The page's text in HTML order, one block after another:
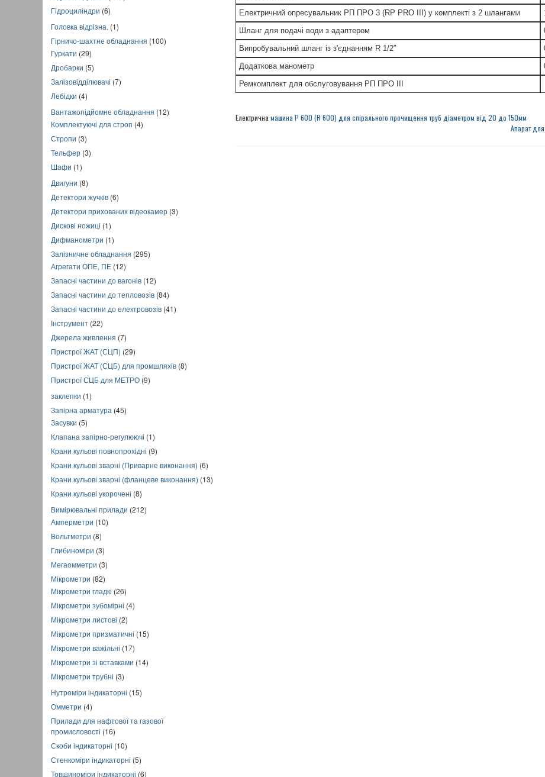
Гідроциліндри (6)
Головка відрізна. (1)
Гірничо-шахтне обладнання (100)
Гуркати (29)
Дробарки (5)
Залізовідділювачі (7)
Лебідки (4)
Вантажопідйомне обладнання (12)
Комплектуючі для строп (4)
Стропи (3)
Тельфер (3)
Шафи (1)
Двигуни (8)
Детектори жучків (6)
Детектори прихованих відеокамер (3)
Дискові ножиці (1)
Дифманометри (1)
Залізничне обладнання (295)
Агрегати ОПЕ, ПЕ (12)
Запасні частини до вагонів (12)
Запасні частини до тепловозів (84)
Запасні частини до електровозів (41)
Інструмент (22)
Джерела живлення (7)
Пристрої ЖАТ (СЦП) (29)
Пристрої ЖАТ (СЦБ) для промшляхів (8)
Пристрої СЦБ для МЕТРО (9)
заклепки (1)
Запірна арматура (45)
Засувки (5)
Клапана запірно-регулюючі (1)
Крани кульові повнопрохідні (9)
Крани кульові зварні (Приварне виконання) (6)
Крани кульові зварні (фланцеве виконання) (13)
Крани кульові укорочені (8)
Вимірювальні прилади (212)
Амперметри (10)
Вольтметри (8)
Глибиноміри (3)
Мегаомметри (3)
Мікрометри (82)
Мікрометри гладкі (26)
Мікрометри зубомірні (4)
Мікрометри листові (2)
Мікрометри призматичні (15)
Мікрометри важільні (17)
Мікрометри зі вставками (14)
Мікрометри трубні (3)
Нутроміри індикаторні (15)
Омметри (4)
Прилади для нафтової та газової
промисловості (16)
Скоби індикаторні (10)
Стенкоміри індикаторні (5)
Товщиноміри індикаторні (6)
Електричний опресувальник РП ПРО 3 (RP PRO III) у комплекті з 2 шлангами
Шланг для подачі води з адаптером
Випробувальний шланг із з'єднанням R 1/2″
Додаткова манометр
Ремкомплект для обслуговування РП ПРО ІІІ
Електрична машина Р 600 (R 600) для спірального прочищення труб діаметром від 20 до 150мм
Апарат